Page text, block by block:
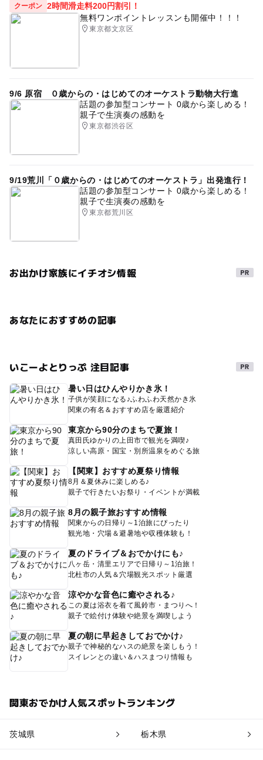
クーポン 2時間滑走料200円割引！
無料ワンポイントレッスンも開催中！！！
東京都文京区
9/6 原宿 ０歳からの・はじめてのオーケストラ動物大行進
話題の参加型コンサート 0歳から楽しめる！
親子で生演奏の感動を
東京都渋谷区
9/19荒川「０歳からの・はじめてのオーケストラ」出発進行！
話題の参加型コンサート 0歳から楽しめる！
親子で生演奏の感動を
東京都荒川区
お出かけ家族にイチオシ情報
あなたにおすすめの記事
いこーよとりっぷ 注目記事
暑い日はひんやりかき氷！
子供が笑顔になる♪ふわふわ天然かき氷
関東の有名＆おすすめ店を厳選紹介
東京から90分のまちで夏旅！
真田氏ゆかりの上田市で観光を満喫♪
涼しい高原・国宝・別所温泉をめぐる旅
【関東】おすすめ夏祭り情報
8月＆夏休みに楽しめる♪
親子で行きたいお祭り・イベントが満載
8月の親子旅おすすめ情報
関東からの日帰り～1泊旅にぴったり
観光地・穴場＆避暑地や収穫体験も！
夏のドライブ＆おでかけにも♪
八ヶ岳・清里エリアで日帰り～1泊旅！
北杜市の人気＆穴場観光スポット厳選
涼やかな音色に癒やされる♪
この夏は浴衣を着て風鈴市・まつりへ！
親子で絵付け体験や絶景を満喫しよう
夏の朝に早起きしておでかけ♪
親子で神秘的なハスの絶景を楽しもう！
スイレンとの違い＆ハスまつり情報も
関東おでかけ人気スポットランキング
茨城県 栃木県